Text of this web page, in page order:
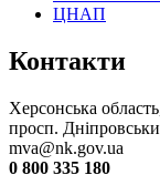
ЦНАП
Контакти
Херсонська
просп.
mva@nk.gov.ua
0 800 335 180